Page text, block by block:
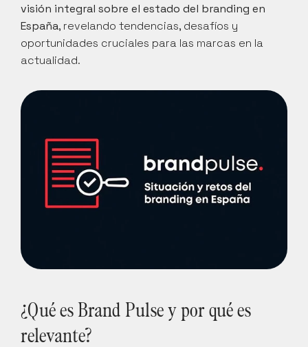
visión integral sobre el estado del branding en
España, revelando tendencias, desafíos y
oportunidades cruciales para las marcas en la
actualidad.
¿Qué es Brand Pulse y por qué es
relevante?